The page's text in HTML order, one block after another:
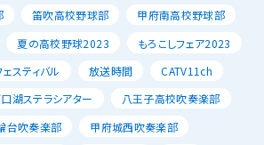
笛吹高校野球部
甲府南高校野球部
夏の高校野球2023
もろこしフェア2023
スティバル
放送時間
CATV11ch
湖ステラシアター
八王子高校吹奏楽部
台吹奏楽部
甲府城西吹奏楽部